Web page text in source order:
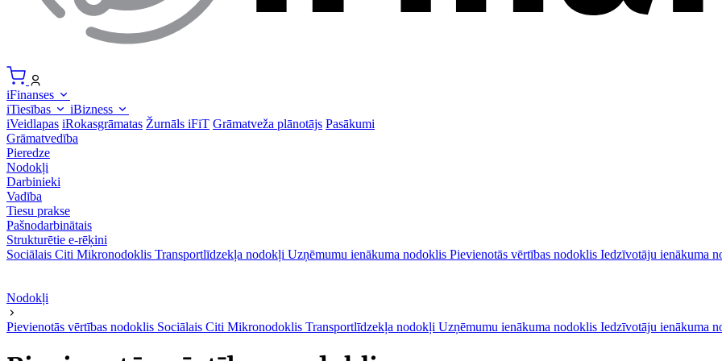
iFinanses
iTiesības
iBizness
iVeidlapas iRokasgrāmatas Žurnāls iFiT Grāmatveža plānotājs Pasākumi
Grāmatvedība
Pieredze
Nodokļi
Darbinieki
Vadība
Tiesu prakse
Pašnodarbinātais
Strukturētie e-rēķini
Sociālais Citi Mikronodoklis Transportlīdzekļa nodokļi Uzņēmumu ienākuma nodoklis Pievienotās vērtības nodoklis Iedzīvotāju ienākuma
Nodokļi
Pievienotās vērtības nodoklis Sociālais Citi Mikronodoklis Transportlīdzekļa nodokļi Uzņēmumu ienākuma nodoklis Iedzīvotāju ienākuma